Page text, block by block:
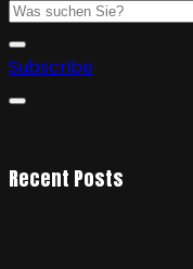
Subscribe
Recent Posts